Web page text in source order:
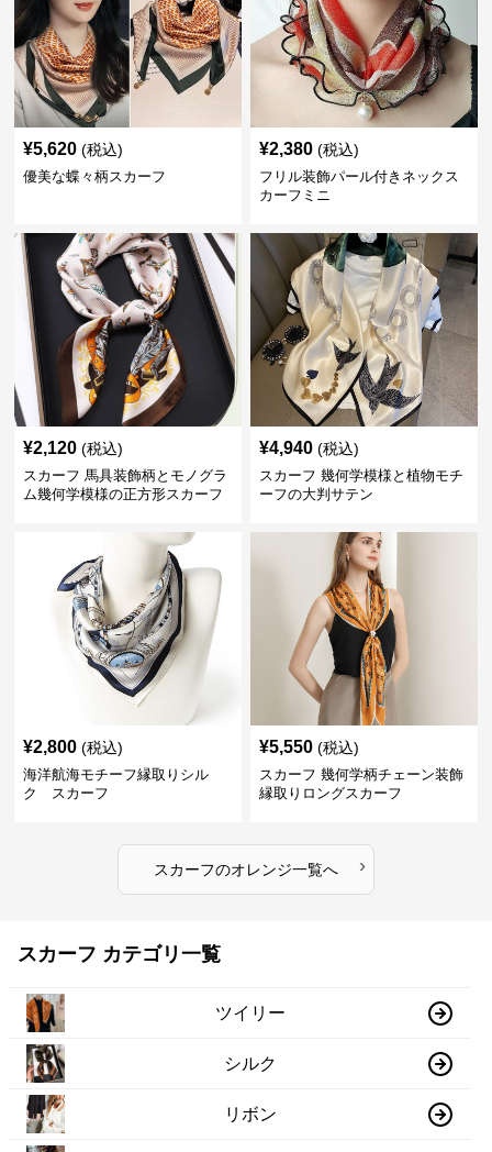
¥5,620 (税込)
優美な蝶々柄スカーフ
¥2,380 (税込)
フリル装飾パール付きネックス
カーフミニ
¥2,120 (税込)
スカーフ 馬具装飾柄とモノグラ
ム幾何学模様の正方形スカーフ
¥4,940 (税込)
スカーフ 幾何学模様と植物モチ
ーフの大判サテン
¥2,800 (税込)
海洋航海モチーフ縁取りシル
ク スカーフ
¥5,550 (税込)
スカーフ 幾何学柄チェーン装飾
縁取りロングスカーフ
スカーフのオレンジ一覧へ ›
スカーフ カテゴリ一覧
ツイリー
シルク
リボン